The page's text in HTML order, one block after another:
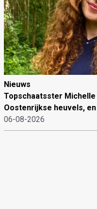
Nieuws
Topschaatsster
Oostenrijkse heuvels,
06-08-2026